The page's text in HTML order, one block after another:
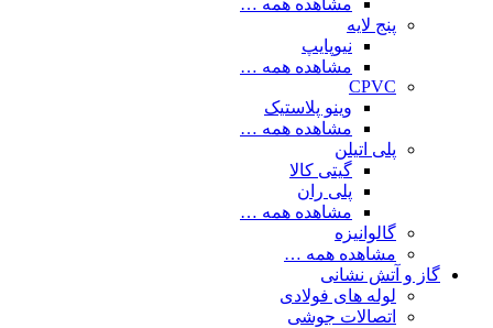
پنج لایه
نیوپایپ
مشاهده همه …
CPVC
وینو پلاستیک
مشاهده همه …
پلی اتیلن
گیتی کالا
پلی ران
مشاهده همه …
گالوانیزه
مشاهده همه …
گاز و آتش نشانی
لوله های فولادی
اتصالات جوشی